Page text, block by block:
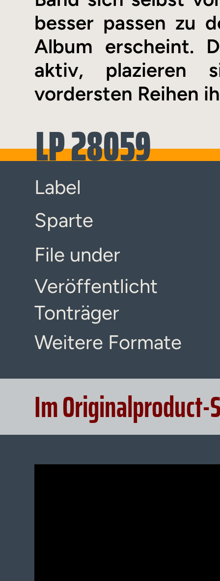
besser passen zu
Album erscheint.
aktiv, plazieren
vordersten Reihen
LP 28059
Label
Sparte
File under
Veröffentlicht
Tonträger
Weitere Formate
Im